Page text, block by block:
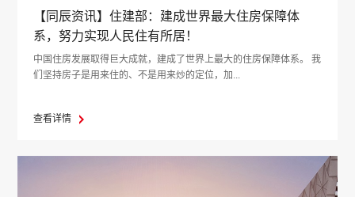
【同辰资讯】住建部：建成世界最大住房保障体
系，努力实现人民住有所居！
中国住房发展取得巨大成就，建成了世界上最大的住房保障体系。 我
们坚持房子是用来住的、不是用来炒的定位，加...
查看详情